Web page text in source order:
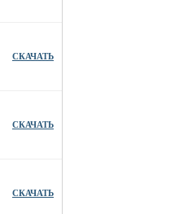
СКАЧАТЬ
СКАЧАТЬ
СКАЧАТЬ